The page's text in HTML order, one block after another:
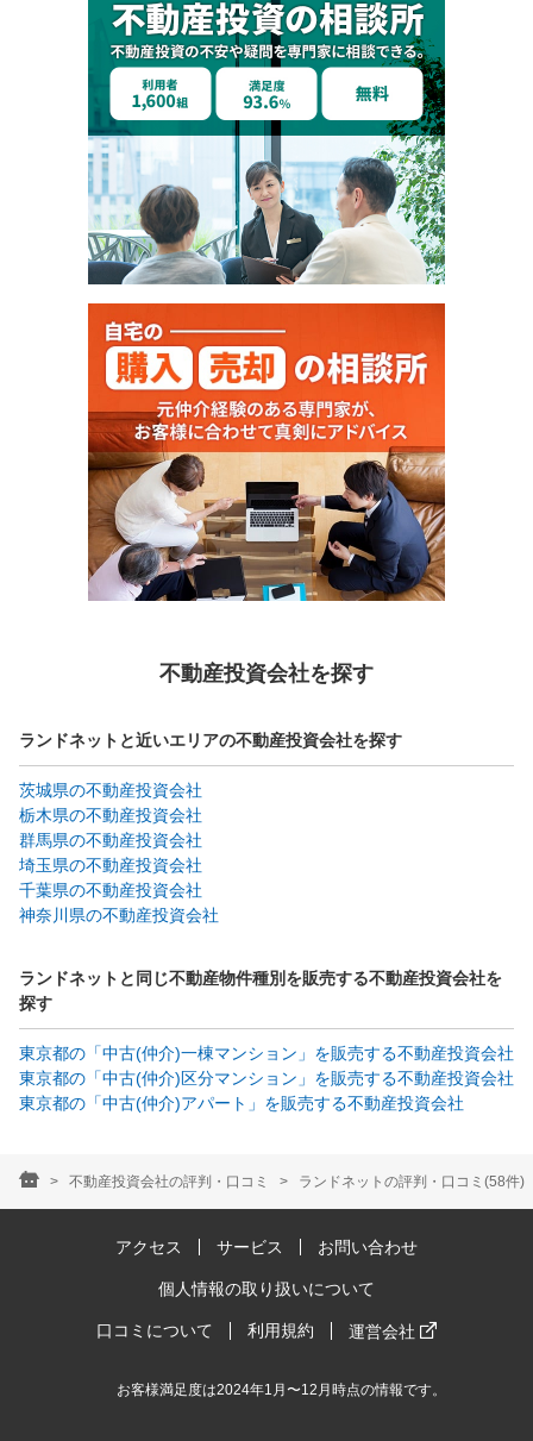
不動産投資会社を探す
ランドネットと近いエリアの不動産投資会社を探す
茨城県の不動産投資会社
栃木県の不動産投資会社
群馬県の不動産投資会社
埼玉県の不動産投資会社
千葉県の不動産投資会社
神奈川県の不動産投資会社
ランドネットと同じ不動産物件種別を販売する不動産投資会社を
探す
東京都の「中古(仲介)一棟マンション」を販売する不動産投資会社
東京都の「中古(仲介)区分マンション」を販売する不動産投資会社
東京都の「中古(仲介)アパート」を販売する不動産投資会社
不動産投資会社の評判・口コミ ランドネットの評判・口コミ(58件)
アクセス サービス お問い合わせ
個人情報の取り扱いについて
口コミについて 利用規約 運営会社
お客様満足度は2024年1月〜12月時点の情報です。